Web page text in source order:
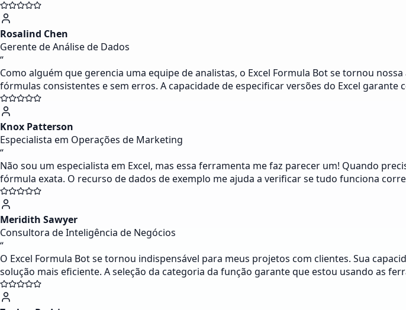
Rosalind Chen
Gerente de Análise de Dados
“
Como alguém que gerencia uma equipe de analistas, o Excel Formula Bot se tornou
fórmulas consistentes e sem erros. A capacidade de especificar versões do Excel garante
Knox Patterson
Especialista em Operações de Marketing
“
Não sou um especialista em Excel, mas essa ferramenta me faz parecer um! Quando
fórmula exata. O recurso de dados de exemplo me ajuda a verificar se tudo funciona
Meridith Sawyer
Consultora de Inteligência de Negócios
“
O Excel Formula Bot se tornou indispensável para meus projetos com clientes. Sua
solução mais eficiente. A seleção da categoria da função garante que estou usando as